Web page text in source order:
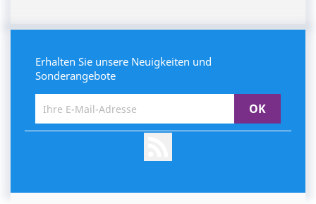
Erhalten Sie unsere Neuigkeiten und
Sonderangebote